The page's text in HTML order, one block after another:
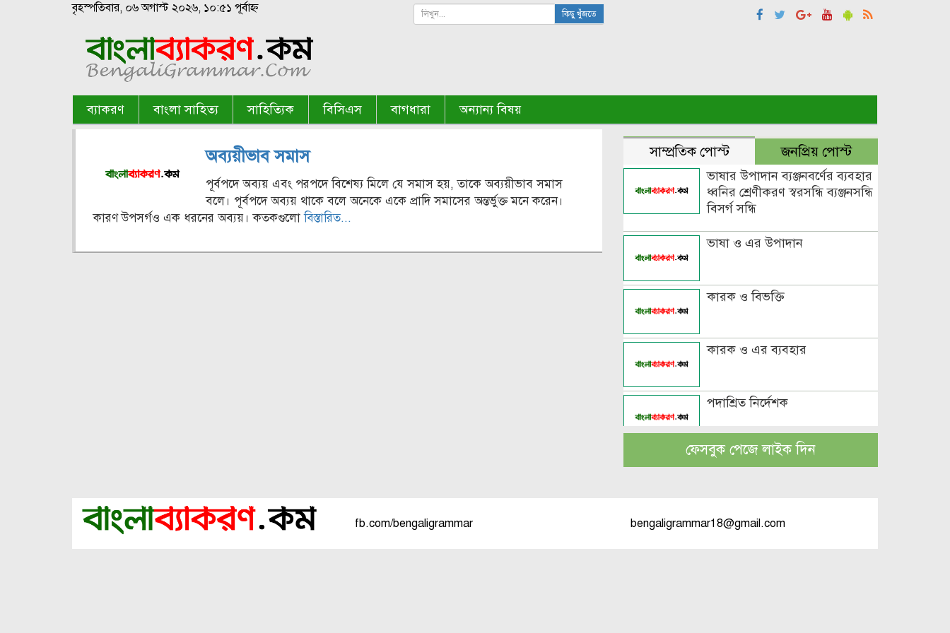
বৃহস্পতিবার, ০৬ অগাস্ট ২০২৬, ১০:৫১ পূর্বাহ্ন কিছু খুঁজতে
ব্যাকরণ বাংলা সাহিত্য সাহিত্যিক বিসিএস বাগধারা অন্যান্য বিষয়
অব্যয়ীভাব সমাস
পূর্বপদে অব্যয় এবং পরপদে বিশেষ্য মিলে যে সমাস হয়, তাকে অব্যয়ীভাব সমাস
বলে। পূর্বপদে অব্যয় থাকে বলে অনেকে একে প্রাদি সমাসের অন্তর্ভুক্ত মনে করেন।
কারণ উপসর্গও এক ধরনের অব্যয়। কতকগুলোবিস্তারিত...
সাম্প্রতিক পোস্ট জনপ্রিয় পোস্ট
ভাষার উপাদান ব্যঞ্জনবর্ণের ব্যবহার
ধ্বনির শ্রেণীকরণ স্বরসন্ধি ব্যঞ্জনসন্ধি
বিসর্গ সন্ধি
ভাষা ও এর উপাদান
কারক ও বিভক্তি
কারক ও এর ব্যবহার
পদাশ্রিত নির্দেশক
বচন কাকে বলে এবং প্রকারসহ
উদাহরণ
লিঙ্গ পরিবর্তনের উদাহরণ
ফেসবুক পেজে লাইক দিন
fb.com/bengaligrammar bengaligrammar18@gmail.com